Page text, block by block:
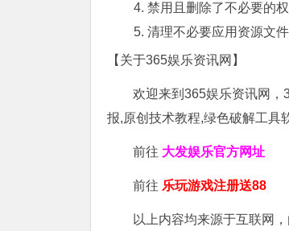
禁用且删除了不必要的
清理不必要应用资源文
【关于365娱乐资讯网】
欢迎来到365娱乐资讯网，
报,原创技术教程,绿色破解工具
前往 大发娱乐官方网址
前往 乐玩游戏注册送88
以上内容均来源于互联网